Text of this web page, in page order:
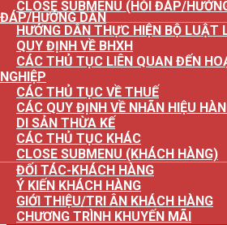
CLOSE SUBMENU (HỎI ĐÁP/
ĐÁP/HƯỚNG DẪN
HƯỚNG DẪN THỰC HIỆN BỘ LUẬT
QUY ĐỊNH VỀ BHXH
CÁC THỦ TỤC LIÊN QUAN ĐẾN
NGHIỆP
CÁC THỦ TỤC VỀ THUẾ
CÁC QUY ĐỊNH VỀ NHÃN HIỆU
DI SẢN THỪA KẾ
CÁC THỦ TỤC KHÁC
CLOSE SUBMENU (KHÁCH HÀNG)
ĐỐI TÁC-KHÁCH HÀNG
Ý KIẾN KHÁCH HÀNG
GIỚI THIỆU/TRI ÂN KHÁCH HÀNG
CHƯƠNG TRÌNH KHUYẾN MÃI